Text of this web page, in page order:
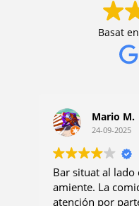
Basat en
Mario M.
24-09-2025
Bar situat al
amiente. La
atención por